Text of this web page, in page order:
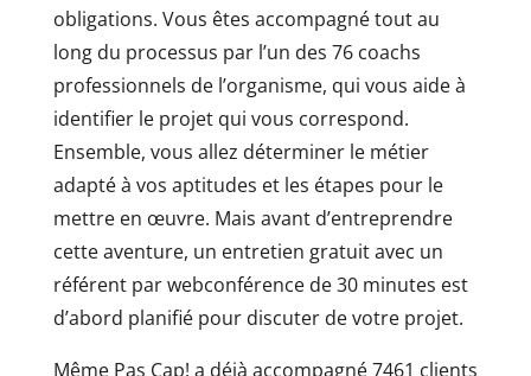
obligations. Vous êtes accompagné tout au
long du processus par l’un des 76 coachs
professionnels de l’organisme, qui vous aide à
identifier le projet qui vous correspond.
Ensemble, vous allez déterminer le métier
adapté à vos aptitudes et les étapes pour le
mettre en œuvre. Mais avant d’entreprendre
cette aventure, un entretien gratuit avec un
référent par webconférence de 30 minutes est
d’abord planifié pour discuter de votre projet.
Même Pas Cap! a déjà accompagné 7461 clients